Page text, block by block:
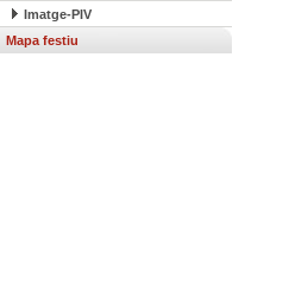
Imatge-PIV
Mapa festiu